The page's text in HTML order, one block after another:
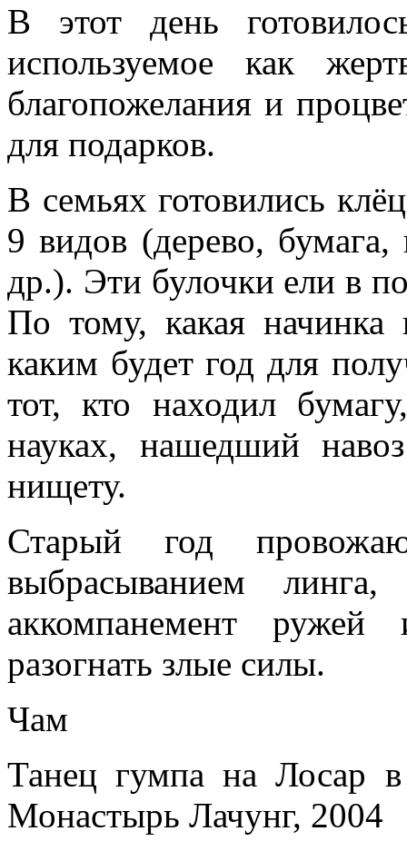
В этот день
используемое как
благопожелания и
для подарков.
В семьях готовились
9 видов (дерево,
др.). Эти булочки ели в
По тому, какая начинка
каким будет год для
тот, кто находил
науках, нашедший
нищету.
Старый год
выбрасыванием
аккомпанемент
разогнать злые силы.
Чам
Танец гумпа на Лосар
Монастырь Лачунг, 2004